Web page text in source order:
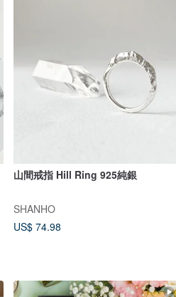
山間戒指 Hill Ring 925純銀
SHANHO
US$ 74.98